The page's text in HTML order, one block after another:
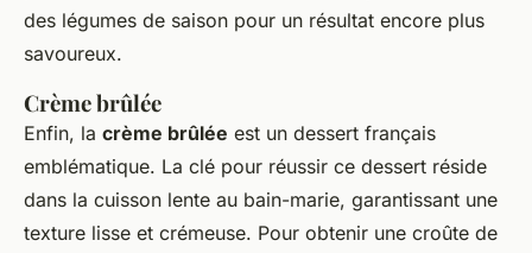
des légumes de saison pour un résultat encore plus
savoureux.
Crème brûlée
Enfin, la crème brûlée est un dessert français
emblématique. La clé pour réussir ce dessert réside
dans la cuisson lente au bain-marie, garantissant une
texture lisse et crémeuse. Pour obtenir une croûte de